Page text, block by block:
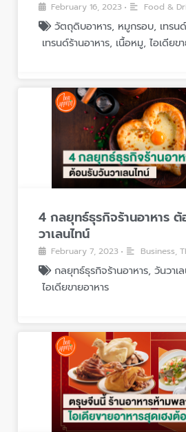
m
February 16, 2023 • Food &
วัตถุดิบอาหาร, หมูกรอบ, เทรน
เทรนด์ร้านอาหาร, เนื้อหมู, ไอเดียข
4 กลยุทธ์ธุรกิจร้านอาหาร
วาเลนไทน์
February 7, 2023 • Business
กลยุทธ์ธุรกิจร้านอาหาร, วันวาเ
ไอเดียขายอาหาร